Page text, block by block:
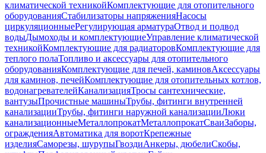
климатической техникойКомплектующие для отопительного
оборудованияСтабилизаторы напряженияНасосы
циркуляционныеРегулирующая арматураОтвод и подвод
водыДымоходы и комплектующиеУправление климатической
техникойКомплектующие для радиаторовКомплектующие для
теплого полаТопливо и аксессуары для отопительного
оборудованияКомплектующие для печей, каминовАксессуары
для каминов, печейКомплектующие для отопительных котлов,
водонагревателейКанализацияТросы сантехнические,
вантузыПрочистные машиныТрубы, фитинги внутренней
канализацииТрубы, фитинги наружной канализацииЛюки
канализационныеМеталлопрокатМеталлопрокатСваиЗаборы,
огражденияАвтоматика для воротКрепежные
изделияСаморезы, шурупыГвоздиАнкеры, дюбелиСкобы,